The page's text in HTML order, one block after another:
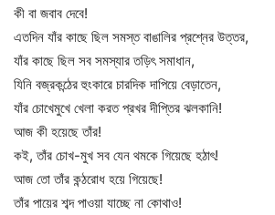
কী বা জবাব দেবে!
এতদিন যাঁর কাছে ছিল সমস্ত বাঙালির প্রশ্নের উত্তর,
যাঁর কাছে ছিল সব সমস্যার তড়িৎ সমাধান,
যিনি বজ্রকন্ঠের হুংকারে চারদিক দাপিয়ে বেড়াতেন,
যাঁর চোখেমুখে খেলা করত প্রখর দীপ্তির ঝলকানি!
আজ কী হয়েছে তাঁর!
কই, তাঁর চোখ-মুখ সব যেন থমকে গিয়েছে হঠাৎ!
আজ তো তাঁর কন্ঠরোধ হয়ে গিয়েছে!
তাঁর পায়ের শব্দ পাওয়া যাচ্ছে না কোথাও!